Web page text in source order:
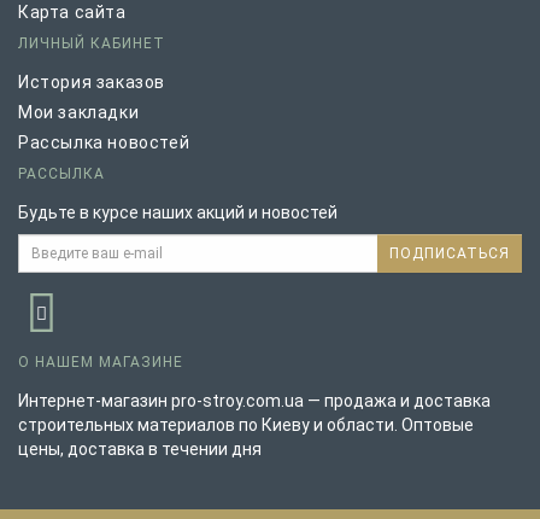
Карта сайта
ЛИЧНЫЙ КАБИНЕТ
История заказов
Мои закладки
Рассылка новостей
РАССЫЛКА
Будьте в курсе наших акций и новостей
ПОДПИСАТЬСЯ
О НАШЕМ МАГАЗИНЕ
Интернет-магазин pro-stroy.com.ua — продажа и доставка
строительных материалов по Киеву и области. Оптовые
цены, доставка в течении дня